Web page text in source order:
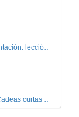
Quenda de preguntas: Cadeas curtas de alimentación